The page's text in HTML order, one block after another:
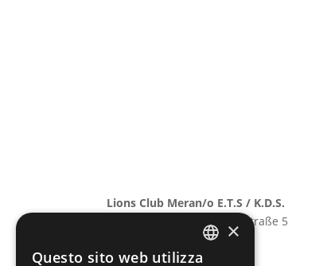
Lions Club Meran/o E.T.S / K.D.S.
Via Grabmayr – Grabmayrstraße 5
P.IVA: 03310420215
×
Questo sito web utilizza